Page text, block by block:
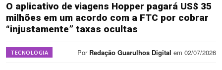
O aplicativo de viagens Hopper pagará US$ 35
milhões em um acordo com a FTC por cobrar
“injustamente” taxas ocultas
TECNOLOGIA Por Redação Guarulhos Digital em 02/07/2026